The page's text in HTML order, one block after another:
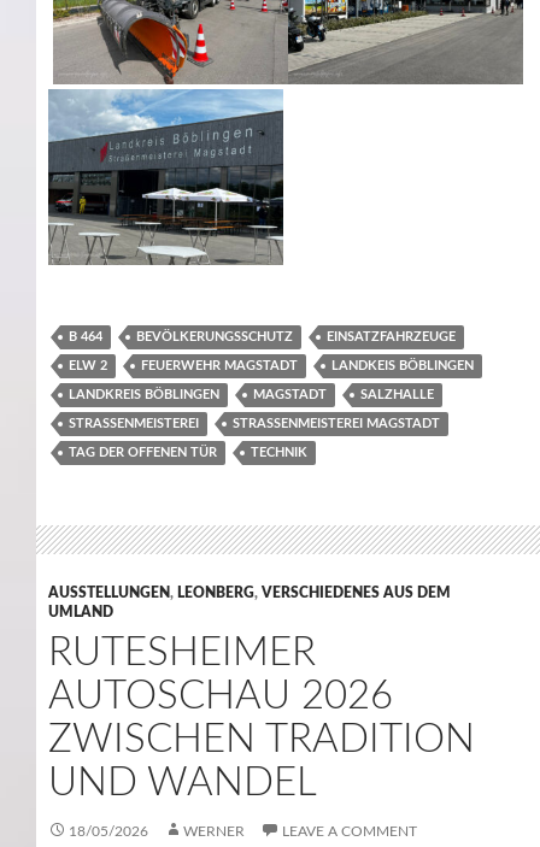
B 464 BEVÖLKERUNGSSCHUTZ EINSATZFAHRZEUGE
ELW 2 FEUERWEHR MAGSTADT LANDKEIS BÖBLINGEN
LANDKREIS BÖBLINGEN MAGSTADT SALZHALLE
STRASSENMEISTEREI STRASSENMEISTEREI MAGSTADT
TAG DER OFFENEN TÜR TECHNIK
AUSSTELLUNGEN, LEONBERG, VERSCHIEDENES AUS DEM
UMLAND
RUTESHEIMER
AUTOSCHAU 2026
ZWISCHEN TRADITION
UND WANDEL
18/05/2026 WERNER LEAVE A COMMENT